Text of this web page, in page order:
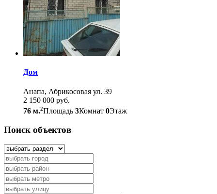
Дом
Анапа, Абрикосовая ул. 39
2 150 000 руб.
76 м.2Площадь 3Комнат 0Этаж
Поиск объектов